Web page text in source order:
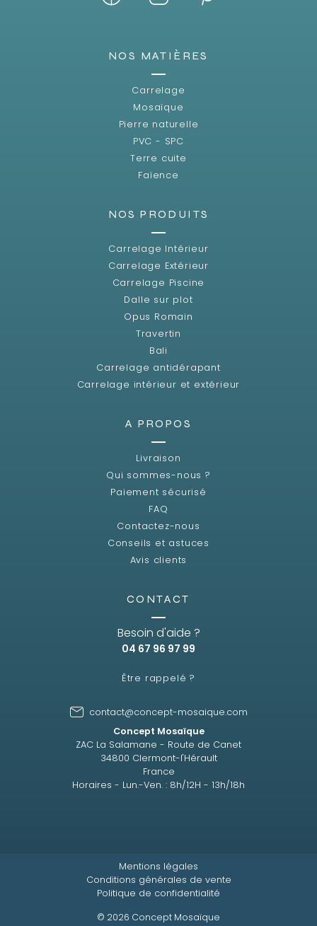
NOS MATIÈRES
Carrelage
Mosaïque
Pierre naturelle
PVC - SPC
Terre cuite
Faïence
NOS PRODUITS
Carrelage Intérieur
Carrelage Extérieur
Carrelage Piscine
Dalle sur plot
Opus Romain
Travertin
Bali
Carrelage antidérapant
Carrelage intérieur et extérieur
A PROPOS
Livraison
Qui sommes-nous ?
Paiement sécurisé
FAQ
Contactez-nous
Conseils et astuces
Avis clients
CONTACT
Besoin d'aide ?
04 67 96 97 99
Être rappelé ?
contact@concept-mosaique.com
Concept Mosaïque
ZAC La Salamane - Route de Canet
34800 Clermont-l'Hérault
France
Horaires - Lun.-Ven. : 8h/12H - 13h/18h
© 2026 Concept Mosaïque
Mentions légales
Conditions générales de vente
Politique de confidentialité